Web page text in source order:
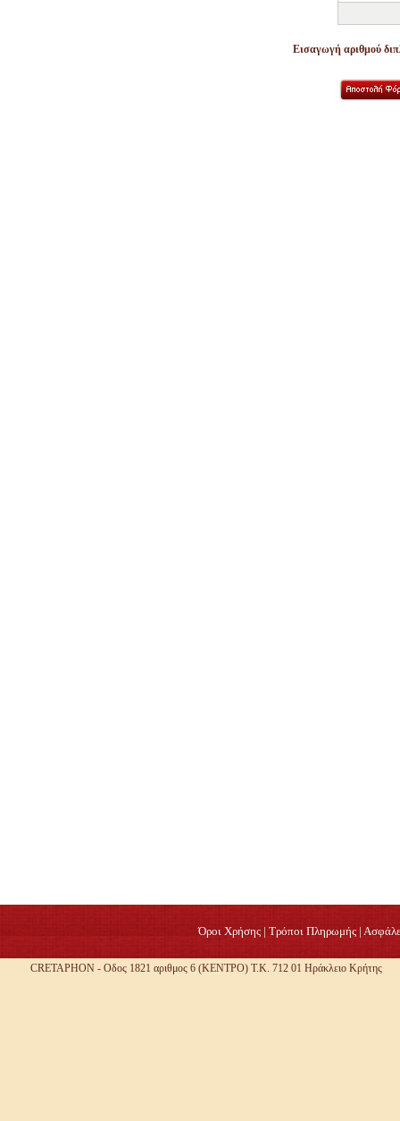
Εισαγωγή αριθμού
Όροι Χρήσης | Τρόποι Πληρωμής |
CRETAPHON - Οδος 1821 αριθμος 6 (ΚΕΝΤΡΟ) Τ.Κ. 712 01 Ηράκλειο Κρήτης